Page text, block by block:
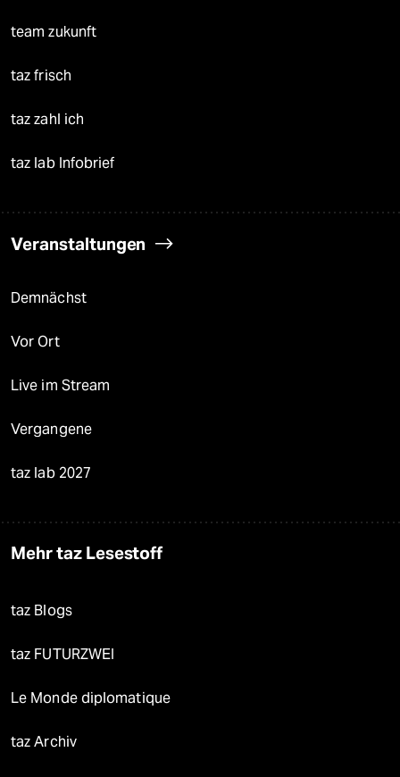
team zukunft
taz frisch
taz zahl ich
taz lab Infobrief
Veranstaltungen
Demnächst
Vor Ort
Live im Stream
Vergangene
taz lab 2027
Mehr taz Lesestoff
taz Blogs
taz FUTURZWEI
Le Monde diplomatique
taz Archiv